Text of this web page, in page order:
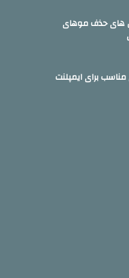
های حذف موهای
برای ایمپلنت